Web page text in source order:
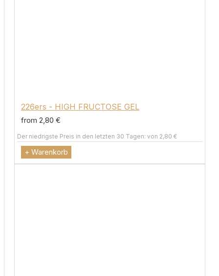
226ers - HIGH FRUCTOSE GEL
from 2,80 €
Der niedrigste Preis in den letzten 30 Tagen: von 2,80 €
+ Warenkorb